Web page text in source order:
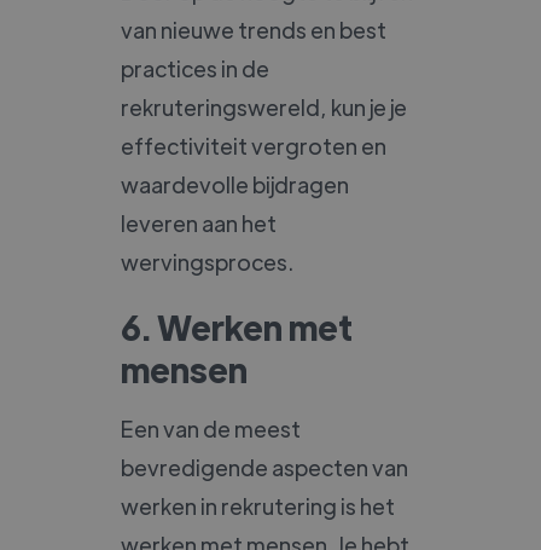
van nieuwe trends en best
practices in de
rekruteringswereld, kun je je
effectiviteit vergroten en
waardevolle bijdragen
leveren aan het
wervingsproces.
6. Werken met
mensen
Een van de meest
bevredigende aspecten van
werken in rekrutering is het